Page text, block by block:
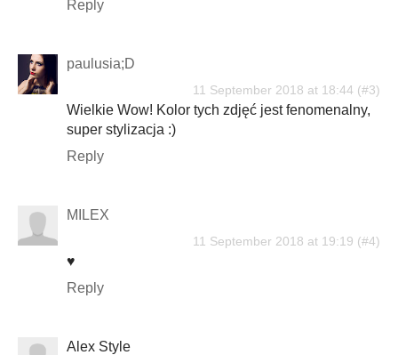
Reply
paulusia;D
11 September 2018 at 18:44
Wielkie Wow! Kolor tych zdjęć jest fenomenalny,
super stylizacja :)
Reply
MILEX
11 September 2018 at 19:19
♥
Reply
Alex Style